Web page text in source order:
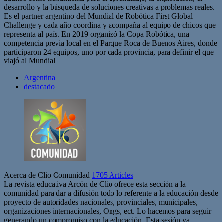
desarrollo y la búsqueda de soluciones creativas a problemas reales.
Es el partner argentino del Mundial de Robótica First Global
Challenge y cada año coordina y acompaña al equipo de chicos que
representa al país. En 2019 organizó la Copa Robótica, una
competencia previa local en el Parque Roca de Buenos Aires, donde
participaron 24 equipos, uno por cada provincia, para definir el que
viajó al Mundial.
Argentina
destacado
Acerca de Clio Comunidad 1705 Articles
La revista educativa Arcón de Clio ofrece esta sección a la
comunidad para dar a difusión todo lo referente a la educación desde
proyecto de autoridades nacionales, provinciales, municipales,
organizaciones internacionales, Ongs, ect. Lo hacemos para seguir
generando un compromiso con la educación. Esta sesión va